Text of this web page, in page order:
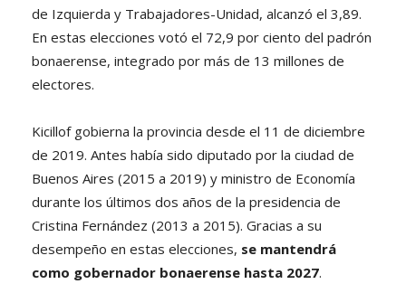
de Izquierda y Trabajadores-Unidad, alcanzó el 3,89.
En estas elecciones votó el 72,9 por ciento del padrón
bonaerense, integrado por más de 13 millones de
electores.
Kicillof gobierna la provincia desde el 11 de diciembre
de 2019. Antes había sido diputado por la ciudad de
Buenos Aires (2015 a 2019) y ministro de Economía
durante los últimos dos años de la presidencia de
Cristina Fernández (2013 a 2015). Gracias a su
desempeño en estas elecciones, se mantendrá
como gobernador bonaerense hasta 2027.